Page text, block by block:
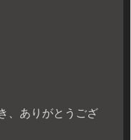
、ありがとうござ